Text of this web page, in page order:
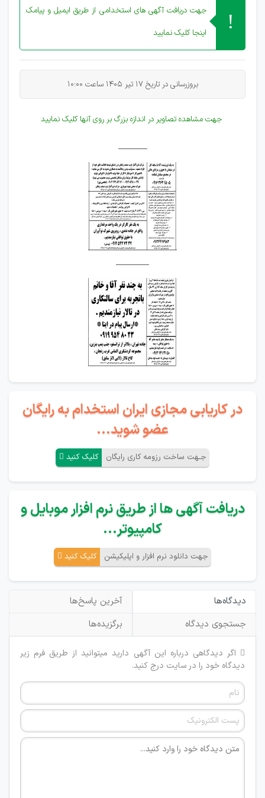
جهت دریافت آگهی های استخدامی از طریق ایمیل و پیامک
اینجا کلیک نمایید
بروزرسانی در تاریخ 17 تیر 1405 ساعت 10:00
جهت مشاهده تصاویر در اندازه بزرگ بر روی آنها کلیک نمایید
_______
________
در کاریابی مجازی ایران استخدام به رایگان
عضو شوید...
جـهت ساخت رزومه کاری رایگان کلیک کنید
دریافت آگهی ها از طریق نرم افزار موبایل و
کامپیوتر...
جهت دانلود نرم افزار و اپلیکیشن کلیک کنید
دیدگاه‌ها
آخرین پاسخ‌ها
جستجوی دیدگاه
برگزیده‌ها
اگر دیدگاهی درباره این آگهی دارید میتوانید از طریق فرم زیر
دیدگاه خود را در سایت درج کنید.